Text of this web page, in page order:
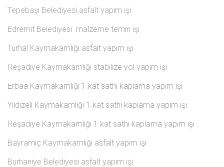
Tepebaşı Belediyesi asfalt yapım işi
Edremit Belediyesi malzeme temın işi
Turhal Kaymakamlığı asfalt yapım işi
Reşadiye Kaymakamlığı stabilize yol yapım işi
Erbaa Kaymakamlığı 1.kat sathi kaplama yapım işi
Yıldızeli Kaymakamlığı 1.kat sathi kaplama yapım işi
Reşadiye Kaymakamlığı 1.kat sathi kaplama yapım işi
Bayramiç Kaymakamlığı asfalt yapım işi
Burhaniye Belediyesi asfalt yapım işi